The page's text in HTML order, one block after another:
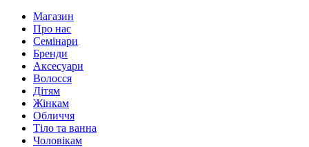
Магазин
Про нас
Семінари
Бренди
Аксесуари
Волосся
Дітям
Жінкам
Обличчя
Тіло та ванна
Чоловікам